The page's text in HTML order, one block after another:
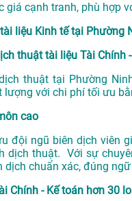
giá cạnh tranh, phù hợp
liệu Kinh tế tại Phường
thuật tài liệu Tài Chính
thuật tại Phường
lượng với chi phí tối ưu
cao
đội ngũ biên dịch viên
dịch thuật. Với sự
chuẩn xác, đúng
Chính - Kế toán hơn 30